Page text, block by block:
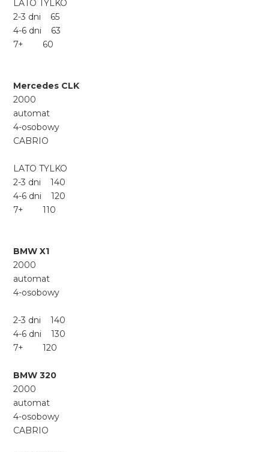
LATO TYLKO
2-3 dni 65
4-6 dni 63
7+ 60
Mercedes CLK
2000
automat
4-osobowy
CABRIO
LATO TYLKO
2-3 dni 140
4-6 dni 120
7+ 110
BMW X1
2000
automat
4-osobowy
2-3 dni 140
4-6 dni 130
7+ 120
BMW 320
2000
automat
4-osobowy
CABRIO